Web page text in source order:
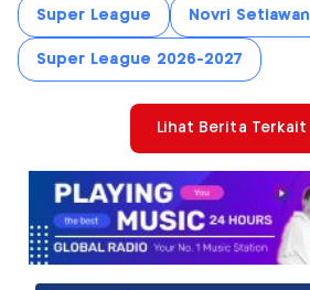
Super League Novri Setiawan
Super League 2026-2027
Lihat Berita Terkait